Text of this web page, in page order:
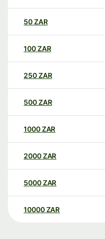
50ZAR
100ZAR
250ZAR
500ZAR
1000ZAR
2000ZAR
5000ZAR
10000 ZAR